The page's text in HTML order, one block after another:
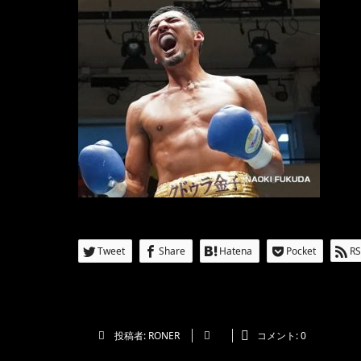
Tweet Share Hatena Pocket
投稿者: RONER コメント:0